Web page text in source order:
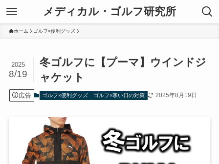
メディカル・ゴルフ研究所
ホーム ゴルフ×便利グッズ
冬ゴルフに【プーマ】ウインドジ
ャケット
2025
8/19
広告 ゴルフ×便利グッズ ゴルフ×寒い日の対策 2025年8月19日